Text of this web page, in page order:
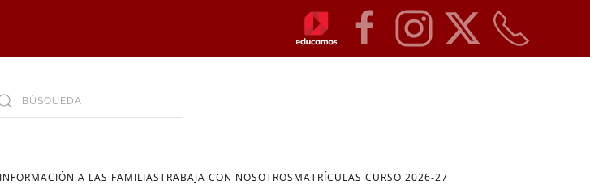
INFORMACIÓN A LAS FAMILIASTRABAJA CON NOSOTROSMATRÍCULAS CURSO 2026-27